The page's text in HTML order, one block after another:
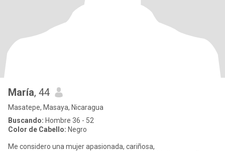
María, 44
Masatepe, Masaya, Nicaragua
Buscando: Hombre 36 - 52
Color de Cabello: Negro
Me considero una mujer apasionada, cariñosa,